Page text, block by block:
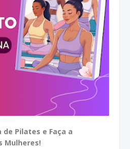
Pilates e Faça a
Mulheres!